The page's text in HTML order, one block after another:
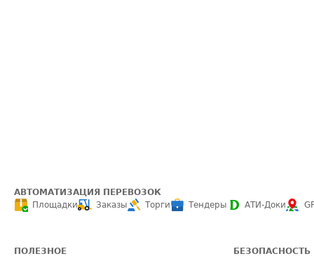
АВТОМАТИЗАЦИЯ ПЕРЕВОЗОК
Площадки
Заказы Торги Тендеры АТИ-Доки
ПОЛЕЗНОЕ БЕЗОПАСНОСТЬ